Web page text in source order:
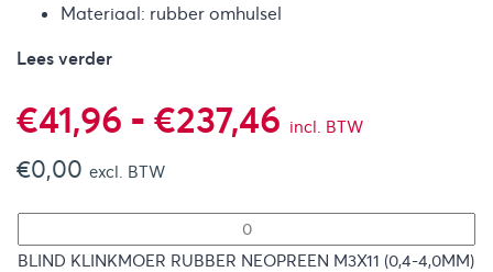
Materiaal: rubber omhulsel
Lees verder
€41,96 - €237,46 Prijsklasse:
tot
incl. BTW
€0,00 excl. BTW
BLIND KLINKMOER RUBBER NEOPREEN M3X11 (0,4-4,0MM)